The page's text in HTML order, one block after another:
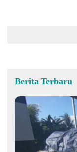
Berita Terbaru